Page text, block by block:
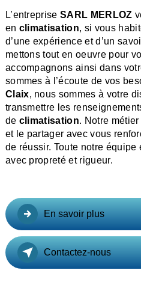
L’entrepriseSARL MERLOZ
en climatisation, si vous
d’une expérience et d’un
mettons tout en oeuvre pour
accompagnons ainsi dans
sommes à l’écoute de vos
Claix, nous sommes à votre
transmettre les
de climatisation. Notre
et le partager avec vous
de réussir. Toute notre
avec propreté et rigueur.
En savoir plus
Contactez-nous